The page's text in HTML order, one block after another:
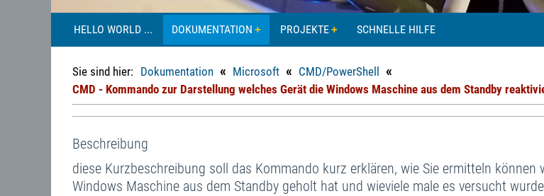
HELLO WORLD ... DOKUMENTATION PROJEKTE SCHNELLE HILFE
Sie sind hier: Dokumentation « Microsoft « CMD/PowerShell «
CMD - Kommando zur Darstellung welches Gerät die Windows Maschine aus dem Standby
Beschreibung
diese Kurzbeschreibung soll das Kommando kurz erklären, wie Sie ermitteln können
Windows Maschine aus dem Standby geholt hat und wieviele male es versucht